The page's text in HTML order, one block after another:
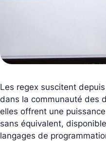
Les regex suscitent
dans la communauté des
elles offrent une
sans équivalent,
langages de